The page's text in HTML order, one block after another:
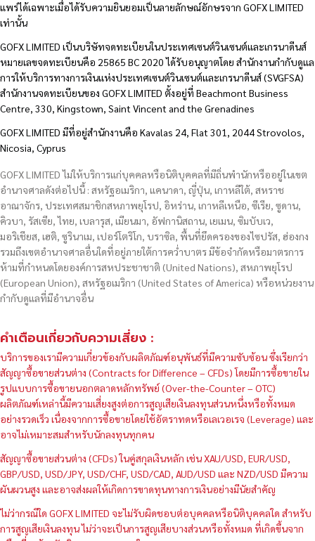
แพร่ได้เฉพาะเมื่อได้รับความยินยอมเป็นลายลักษณ์อักษรจาก GOFX LIMITED
เท่านั้น
GOFX LIMITED เป็นบริษัทจดทะเบียนในประเทศเซนต์วินเซนต์และเกรนาดีนส์
หมายเลขจดทะเบียนคือ 25865 BC 2020 ได้รับอนุญาตโดย สำนักงานกำกับดูแล
การให้บริการทางการเงินแห่งประเทศเซนต์วินเซนต์และเกรนาดีนส์ (SVGFSA)
สำนักงานจดทะเบียนของ GOFX LIMITED ตั้งอยู่ที่ Beachmont Business
Centre, 330, Kingstown, Saint Vincent and the Grenadines
GOFX LIMITED มีที่อยู่สำนักงานคือ Kavalas 24, Flat 301, 2044 Strovolos,
Nicosia, Cyprus
GOFX LIMITED ไม่ให้บริการแก่บุคคลหรือนิติบุคคลที่มีถิ่นพำนักหรืออยู่ในเขต
อำนาจศาลดังต่อไปนี้ : สหรัฐอเมริกา, แคนาดา, ญี่ปุ่น, เกาหลีใต้, สหราช
อาณาจักร, ประเทศสมาชิกสหภาพยุโรป, อิหร่าน, เกาหลีเหนือ, ซีเรีย, ซูดาน,
คิวบา, รัสเซีย, ไทย, เบลารุส, เมียนมา, อัฟกานิสถาน, เยเมน, ซิมบับเว,
มอริเชียส, เฮติ, ซูรินาเม, เปอร์โตริโก, บราซิล, พื้นที่ยึดครองของไซปรัส, ฮ่องกง
รวมถึงเขตอำนาจศาลอื่นใดที่อยู่ภายใต้การคว่ำบาตร มีข้อจำกัดหรือมาตรการ
ห้ามที่กำหนดโดยองค์การสหประชาชาติ (United Nations), สหภาพยุโรป
(European Union), สหรัฐอเมริกา (United States of America) หรือหน่วยงาน
กำกับดูแลที่มีอำนาจอื่น
คำเตือนเกี่ยวกับความเสี่ยง :
บริการของเรามีความเกี่ยวข้องกับผลิตภัณฑ์อนุพันธ์ที่มีความซับซ้อน ซึ่งเรียกว่า
สัญญาซื้อขายส่วนต่าง (Contracts for Difference – CFDs) โดยมีการซื้อขายใน
รูปแบบการซื้อขายนอกตลาดหลักทรัพย์ (Over-the-Counter – OTC)
ผลิตภัณฑ์เหล่านี้มีความเสี่ยงสูงต่อการสูญเสียเงินลงทุนส่วนหนึ่งหรือทั้งหมด
อย่างรวดเร็ว เนื่องจากการซื้อขายโดยใช้อัตราทดหรือเลเวอเรจ (Leverage) และ
อาจไม่เหมาะสมสำหรับนักลงทุนทุกคน
สัญญาซื้อขายส่วนต่าง (CFDs) ในคู่สกุลเงินหลัก เช่น XAU/USD, EUR/USD,
GBP/USD, USD/JPY, USD/CHF, USD/CAD, AUD/USD และ NZD/USD มีความ
ผันผวนสูง และอาจส่งผลให้เกิดการขาดทุนทางการเงินอย่างมีนัยสำคัญ
ไม่ว่ากรณีใด GOFX LIMITED จะไม่รับผิดชอบต่อบุคคลหรือนิติบุคคลใด สำหรับ
การสูญเสียเงินลงทุน ไม่ว่าจะเป็นการสูญเสียบางส่วนหรือทั้งหมด ที่เกิดขึ้นจาก